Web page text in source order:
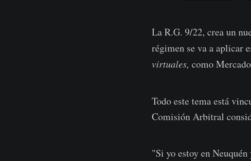
La R.G. 9/22, crea un
régimen se va a aplicar
virtuales, como
Todo este tema está
Comisión Arbitral
"Si yo estoy en